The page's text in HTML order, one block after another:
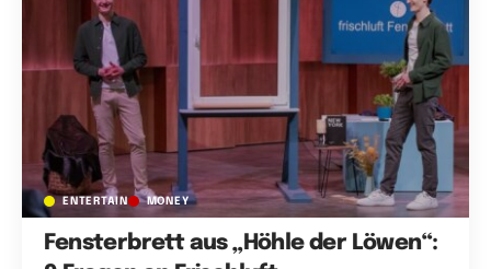
ENTERTAIN MONEY
Fensterbrett aus „Höhle der Löwen“: